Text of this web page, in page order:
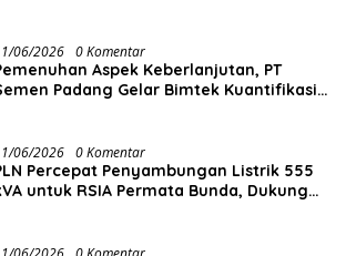
06/2026 0 Komentar
Aspek Keberlanjutan, PT
Padang Gelar Bimtek Kuantifikasi
06/2026 0 Komentar
Percepat Penyambungan Listrik 555
untuk RSIA Permata Bunda, Dukung